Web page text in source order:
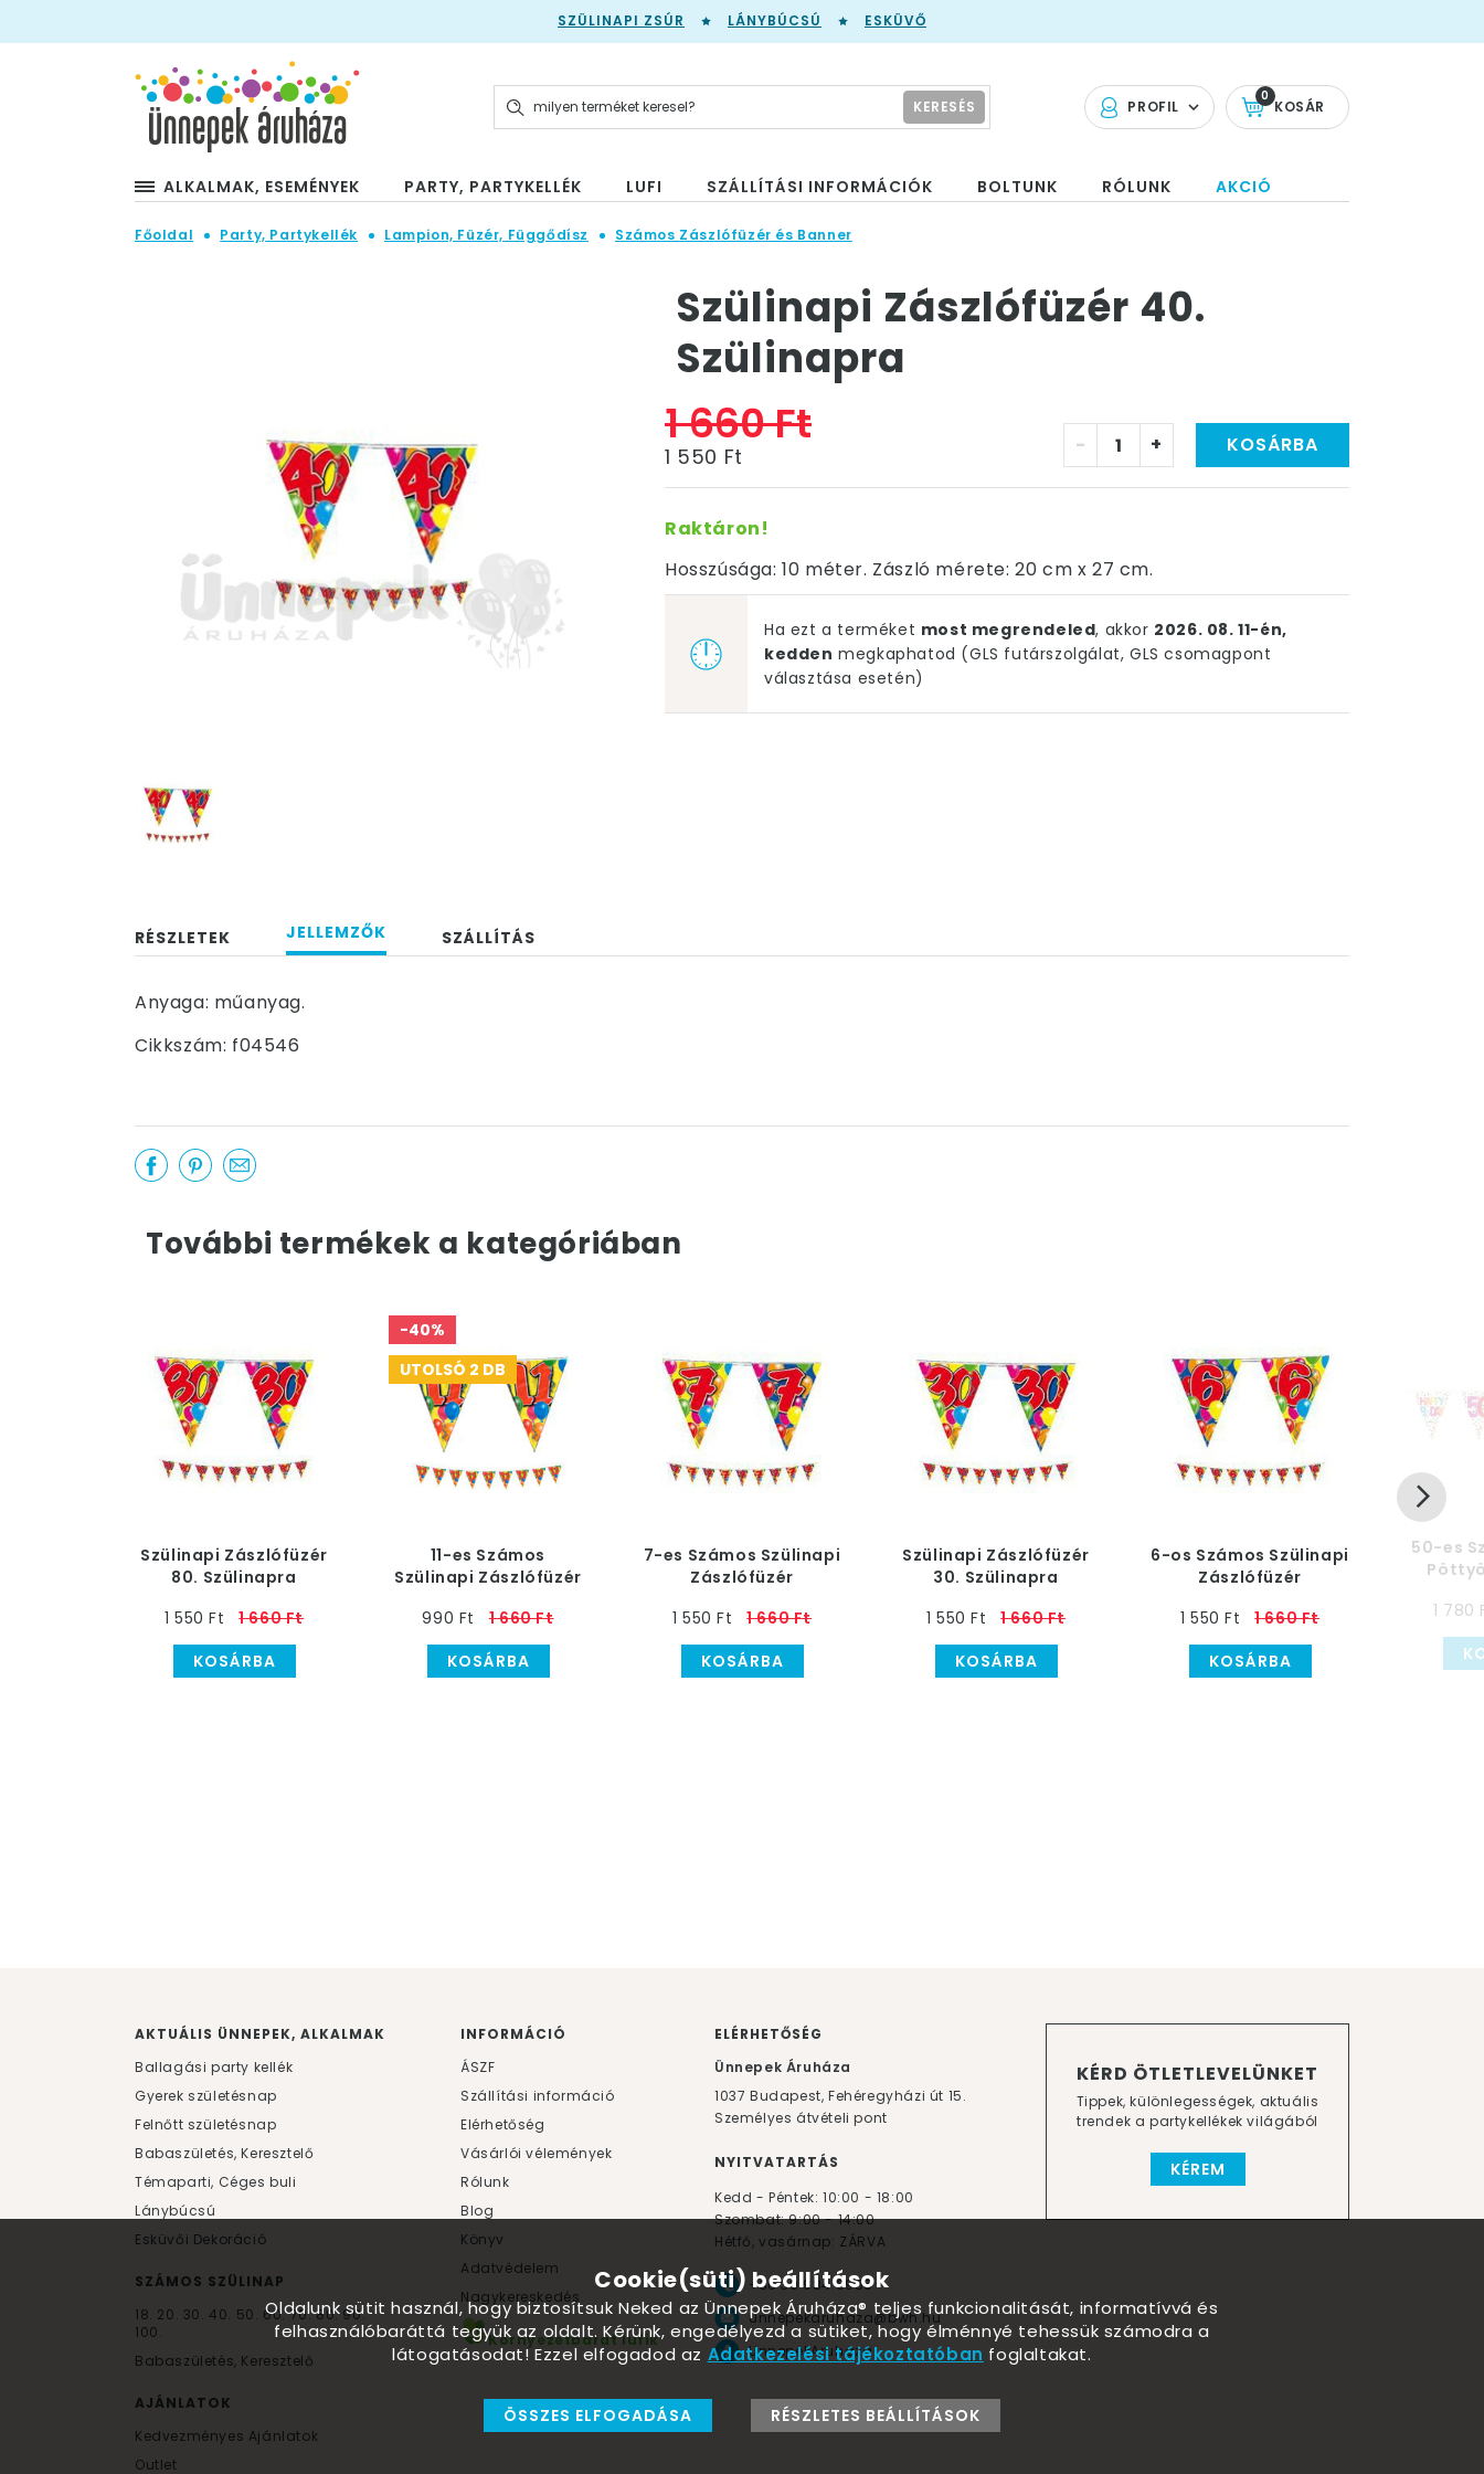
SZÜLINAPI ZSÚR LÁNYBÚCSÚ ESKÜVŐ
PROFIL KOSÁR
0
KERESÉS
ALKALMAK, ESEMÉNYEK PARTY, PARTYKELLÉK LUFI SZÁLLÍTÁSI INFORMÁCIÓK BOLTUNK RÓLUNK AKCIÓ
Főoldal Party, Partykellék Lampion, Füzér, Függődísz Számos Zászlófüzér és Banner
Szülinapi Zászlófüzér 40.
Szülinapra
1 660 Ft
1 550 Ft - + KOSÁRBA
Raktáron!
Hosszúsága: 10 méter. Zászló mérete: 20 cm x 27 cm.
Ha ezt a terméket most megrendeled, akkor 2026. 08. 11-én,
kedden megkaphatod (GLS futárszolgálat, GLS csomagpont
választása esetén)
RÉSZLETEK JELLEMZŐK SZÁLLÍTÁS
Anyaga: műanyag.
Cikkszám: f04546
További termékek a kategóriában
Szülinapi Zászlófüzér
80. Szülinapra
1 550 Ft
1 660 Ft
KOSÁRBA
-40%
UTOLSÓ 2 DB
11-es Számos
Szülinapi Zászlófüzér
990 Ft
1 660 Ft
KOSÁRBA
7-es Számos Szülinapi
Zászlófüzér
1 550 Ft
1 660 Ft
KOSÁRBA
Szülinapi Zászlófüzér
30. Szülinapra
1 550 Ft
1 660 Ft
KOSÁRBA
6-os Számos Szülinapi
Zászlófüzér
1 550 Ft
1 660 Ft
KOSÁRBA
50-es
1 780
KÉRD ÖTLETLEVELÜNKET
Tippek, különlegességek, aktuális
trendek a partykellékek világából
KÉREM
AKTUÁLIS ÜNNEPEK, ALKALMAK
Ballagási party kellék
Gyerek születésnap
Felnőtt születésnap
Babaszületés, Keresztelő
Témaparti, Céges buli
Lánybúcsú
Esküvői Dekoráció
SZÁMOS SZÜLINAP
18. 20. 30. 40. 50. 60.70.80.90.
100.
Babaszületés, Keresztelő
AJÁNLATOK
Kedvezményes Ajánlatok
Outlet
INFORMÁCIÓ
ÁSZF
Szállítási információ
Elérhetőség
Vásárlói vélemények
Rólunk
Blog
Könyv
Adatvédelem
Nagykereskedés
Környezetbarát lufik
ELÉRHETŐSÉG
Ünnepek Áruháza
1037 Budapest, Fehéregyházi út 15.
Személyes átvételi pont
NYITVATARTÁS
Kedd - Péntek: 10:00 - 18:00
Szombat: 9:00 - 14:00
Hétfő, vasárnap: ZÁRVA
+36 30 984 6955
unnepekaruhaza@bwh.hu
UnnepekAruhaza
Cookie(süti) beállítások
Oldalunk sütit használ, hogy biztosítsuk Neked az Ünnepek Áruháza® teljes funkcionalitását, informatívvá és
felhasználóbaráttá tegyük az oldalt. Kérünk, engedélyezd a sütiket, hogy élménnyé tehessük számodra a
látogatásodat! Ezzel elfogadod az Adatkezelési tájékoztatóban foglaltakat.
ÖSSZES ELFOGADÁSA RÉSZLETES BEÁLLÍTÁSOK